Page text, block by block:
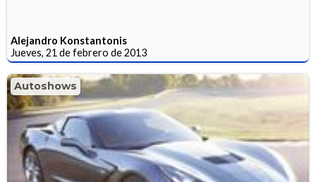
Alejandro Konstantonis
Jueves, 21 de febrero de 2013
Autoshows